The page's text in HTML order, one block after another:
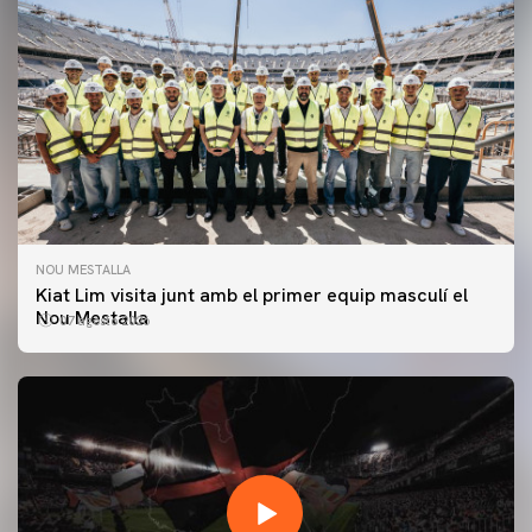
NOU MESTALLA
Kiat Lim visita junt amb el primer equip masculí el
Nou Mestalla
07 agosto 2026